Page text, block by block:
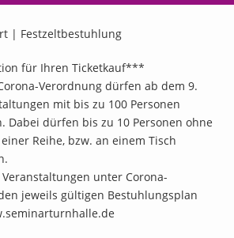
| Festzeltbestuhlung
für Ihren Ticketkauf***
Verordnung dürfen ab dem 9.
mit bis zu 100 Personen
Dabei dürfen bis zu 10 Personen ohne
Reihe, bzw. an einem Tisch
unter Corona-
jeweils gültigen Bestuhlungsplan